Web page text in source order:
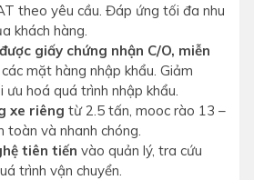
theo yêu cầu. Đáp ứng tối đa nhu
khách hàng.
giấy chứng nhận C/O, miễn
mặt hàng nhập khẩu. Giảm
ưu hoá quá trình nhập khẩu.
xe riêng từ 2.5 tấn, mooc rào 13 –
toàn và nhanh chóng.
tiên tiến vào quản lý, tra cứu
trình vận chuyển.